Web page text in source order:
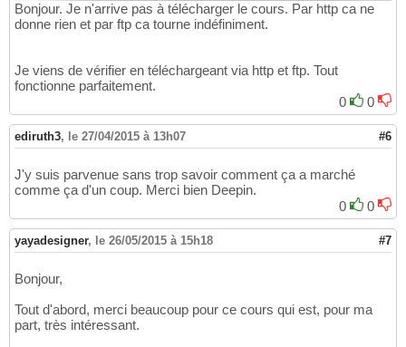
Bonjour. Je n'arrive pas à télécharger le cours. Par http ca ne
donne rien et par ftp ca tourne indéfiniment.
Je viens de vérifier en téléchargeant via http et ftp. Tout
fonctionne parfaitement.
0
0
ediruth3, le 27/04/2015 à 13h07 #6
J'y suis parvenue sans trop savoir comment ça a marché
comme ça d'un coup. Merci bien Deepin.
0
0
yayadesigner, le 26/05/2015 à 15h18 #7
Bonjour,
Tout d'abord, merci beaucoup pour ce cours qui est, pour ma
part, très intéressant.